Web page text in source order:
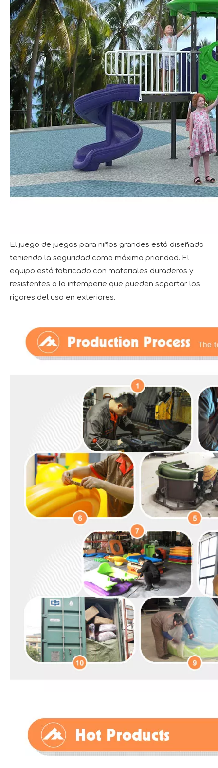
El juego de juegos para niños grandes está diseñado
teniendo la seguridad como máxima prioridad. El
equipo está fabricado con materiales duraderos y
resistentes a la intemperie que pueden soportar los
rigores del uso en exteriores.